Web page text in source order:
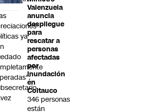
Valenzuela
anuncia
despliegue
para
rescatar a
personas
afectadas
por
inundación
en
Coltauco
346 personas
están
ya